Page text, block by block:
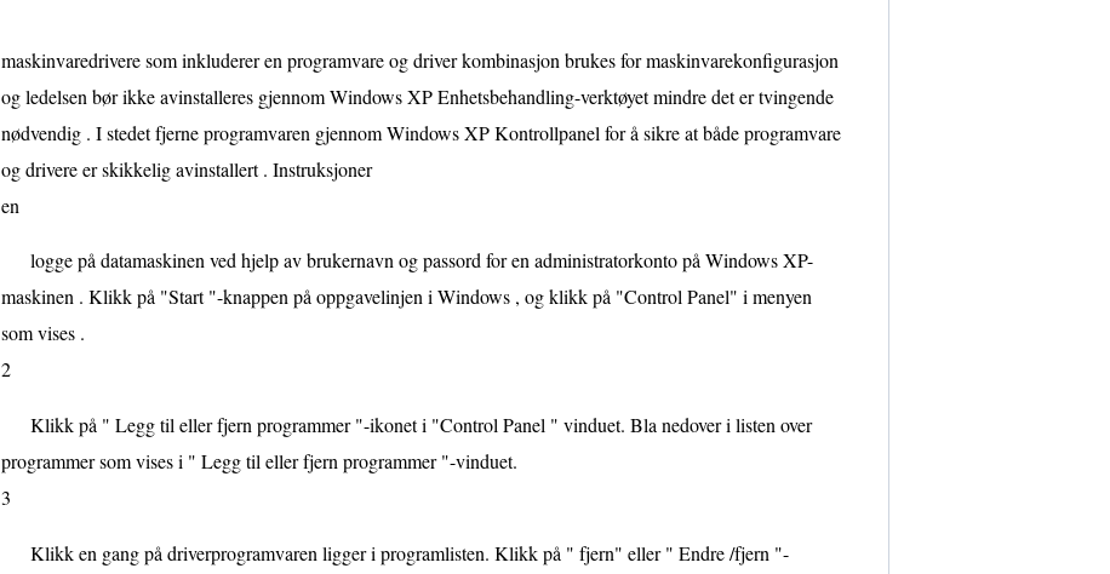
maskinvaredrivere som inkluderer en programvare og driver kombinasjon brukes for maskinvarekonfigurasjon
og ledelsen bør ikke avinstalleres gjennom Windows XP Enhetsbehandling-verktøyet mindre det er tvingende
nødvendig . I stedet fjerne programvaren gjennom Windows XP Kontrollpanel for å sikre at både programvare
og drivere er skikkelig avinstallert . Instruksjoner
en
logge på datamaskinen ved hjelp av brukernavn og passord for en administratorkonto på Windows XP-
maskinen . Klikk på "Start "-knappen på oppgavelinjen i Windows , og klikk på "Control Panel" i menyen
som vises .
2
Klikk på " Legg til eller fjern programmer "-ikonet i "Control Panel " vinduet. Bla nedover i listen over
programmer som vises i " Legg til eller fjern programmer "-vinduet.
3
Klikk en gang på driverprogramvaren ligger i programlisten. Klikk på " fjern" eller " Endre /fjern "-